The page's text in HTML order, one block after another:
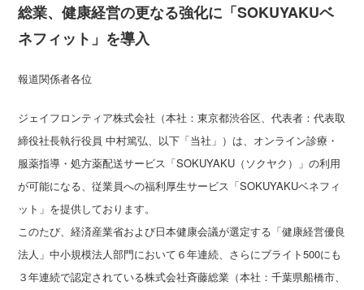
総業、健康経営の更なる強化に「SOKUYAKUベ
ネフィット」を導入
報道関係者各位
ジェイフロンティア株式会社（本社：東京都渋谷区、代表者：代表取
締役社長執行役員 中村篤弘、以下「当社」）は、オンライン診療・
服薬指導・処方薬配送サービス「SOKUYAKU（ソクヤク）」の利用
が可能になる、従業員への福利厚生サービス「SOKUYAKUベネフィ
ット」を提供しております。
このたび、経済産業省および日本健康会議が選定する「健康経営優良
法人」中小規模法人部門において６年連続、さらにブライト500にも
３年連続で認定されている株式会社斉藤総業（本社：千葉県船橋市、